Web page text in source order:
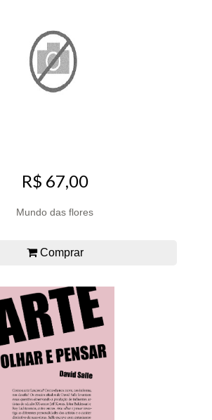
R$ 67,00
Mundo das flores
Comprar